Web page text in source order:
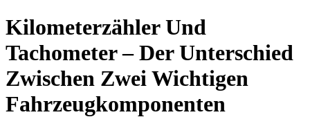
Kilometerzähler Und
Tachometer – Der Unterschied
Zwischen Zwei Wichtigen
Fahrzeugkomponenten